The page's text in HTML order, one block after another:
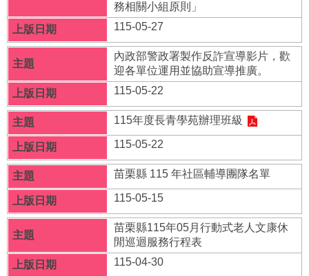
詢
代
表
專
區
托
育
服
務
專
區
兒
死
亡
回
務相關小組原則」
115-05-27
內政部警政署製作反詐宣導影片，歡
迎各單位運用並協助宣導推廣。
115-05-22
115年度長青學苑辦理班級
115-05-22
苗栗縣 115 年社區輔導團隊名單
115-05-15
苗栗縣115年05月行動式老人文康休
閒巡迴服務行程表
115-04-30